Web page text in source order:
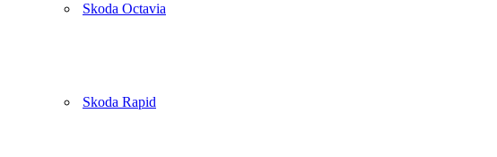
Skoda Octavia
Skoda Rapid